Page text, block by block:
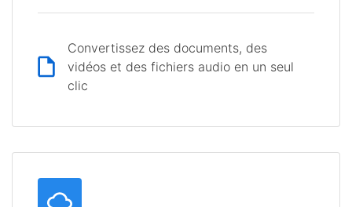
Convertissez des documents, des
vidéos et des fichiers audio en un seul
clic